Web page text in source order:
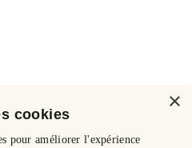
×
cookies
pour améliorer l'expérience